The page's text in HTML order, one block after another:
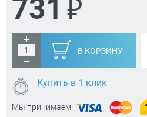
731 ₽
В КОРЗИНУ
Купить в 1 клик
Мы принимаем